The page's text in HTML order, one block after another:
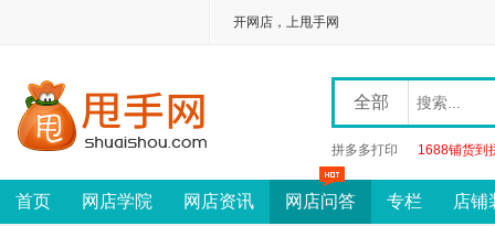
开网店，上甩手网
全部
拼多多打印 1688铺货到
首页 网店学院 网店资讯 网店问答 专栏 店铺